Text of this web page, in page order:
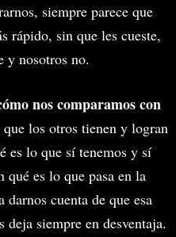
siempre parece que
rápido, sin que les cueste,
y nosotros no.
nos comparamos con
los otros tienen y logran
es lo que sí tenemos y sí
es lo que pasa en la
darnos cuenta de que esa
deja siempre en desventaja.